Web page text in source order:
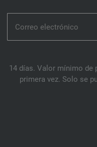
14 días. Valor mínimo de
primera vez. Solo se